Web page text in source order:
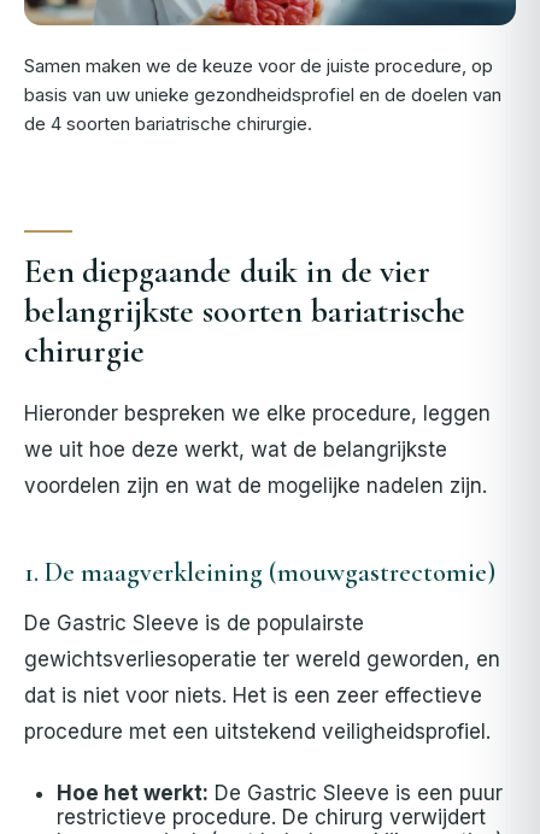
Samen maken we de keuze voor de juiste procedure, op
basis van uw unieke gezondheidsprofiel en de doelen van
de 4 soorten bariatrische chirurgie.
Een diepgaande duik in de vier
belangrijkste soorten bariatrische
chirurgie
Hieronder bespreken we elke procedure, leggen
we uit hoe deze werkt, wat de belangrijkste
voordelen zijn en wat de mogelijke nadelen zijn.
1. De maagverkleining (mouwgastrectomie)
De Gastric Sleeve is de populairste
gewichtsverliesoperatie ter wereld geworden, en
dat is niet voor niets. Het is een zeer effectieve
procedure met een uitstekend veiligheidsprofiel.
Hoe het werkt: De Gastric Sleeve is een puur
restrictieve procedure. De chirurg verwijdert